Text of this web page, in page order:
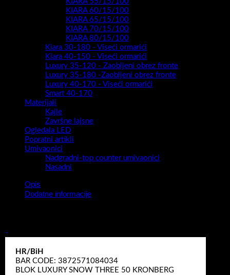
KIARA 60/15/100
KIARA 65/15/100
KIARA 70/15/100
KIARA 80/15/100
Kiara 30-180 - Viseći ormarići
Kiara 40-150 - Viseći ormarići
Luxury 35-120 - Zaobljeni obrez fronte
Luxury 35-180 -Zaobljeni obrez fronte
Luxury 40-170 - Viseći ormarići
Smart 40-170
Materijali
Kajle
Završne lajsne
Ogledala LED
Popratni artikli
Umivaonici
Nadgradni-top counter umivaonici
Nasadni
Opis
Dodatne informacije
HR/BiH
BAR CODE: 3872571084034
BLOK LUXURY SNOW THREE 50 KRONBERG